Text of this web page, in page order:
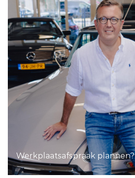
Werkplaatsafspraak plannen?